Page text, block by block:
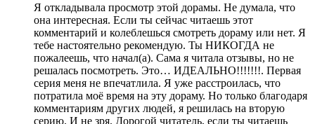
Я откладывала просмотр этой дорамы. Не думала, что
она интересная. Если ты сейчас читаешь этот
комментарий и колеблешься смотреть дораму или нет. Я
тебе настоятельно рекомендую. Ты НИКОГДА не
пожалеешь, что начал(а). Сама я читала отзывы, но не
решалась посмотреть. Это… ИДЕАЛЬНО!!!!!!!. Первая
серия меня не впечатлила. Я уже расстроилась, что
потратила моё время на эту дораму. Но только благодаря
комментариям других людей, я решилась на вторую
серию. И не зря. Дорогой читатель, если ты читаешь